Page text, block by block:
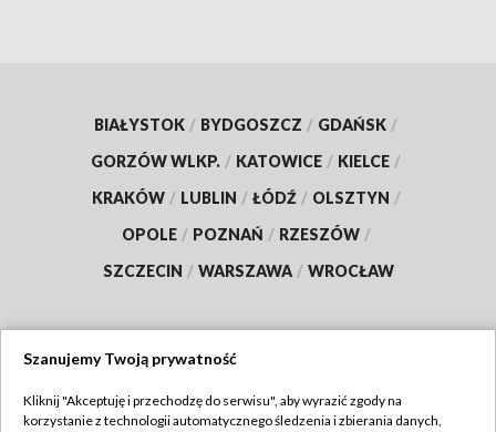
BIAŁYSTOK / BYDGOSZCZ / GDAŃSK /
GORZÓW WLKP. / KATOWICE / KIELCE /
KRAKÓW / LUBLIN / ŁÓDŹ / OLSZTYN /
OPOLE / POZNAŃ / RZESZÓW /
SZCZECIN / WARSZAWA / WROCŁAW
TVP
Szanujemy Twoją prywatność
Kliknij "Akceptuję i przechodzę do serwisu", aby wyrazić zgody na
korzystanie z technologii automatycznego śledzenia i zbierania danych,